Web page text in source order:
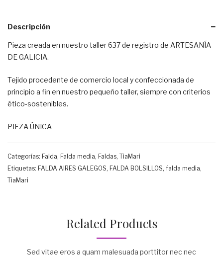
Descripción
Pieza creada en nuestro taller 637 de registro de ARTESANÍA
DE GALICIA.
Tejido procedente de comercio local y confeccionada de
principio a fin en nuestro pequeño taller, siempre con criterios
ético-sostenibles.
PIEZA ÚNICA
Categorías: Falda, Falda media, Faldas, TiaMari
Etiquetas: FALDA AIRES GALEGOS, FALDA BOLSILLOS, falda media,
TiaMari
Related Products
Sed vitae eros a quam malesuada porttitor nec nec